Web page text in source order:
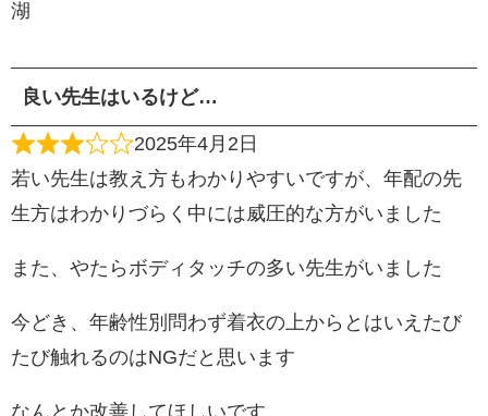
湖
良い先生はいるけど…
2025年4月2日
若い先生は教え方もわかりやすいですが、年配の先
生方はわかりづらく中には威圧的な方がいました
また、やたらボディタッチの多い先生がいました
今どき、年齢性別問わず着衣の上からとはいえたび
たび触れるのはNGだと思います
なんとか改善してほしいです